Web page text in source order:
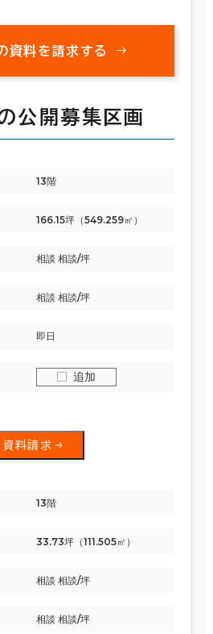
資料を請求する
公開募集区画
13階
166.15坪（549.259㎡）
相談 相談/坪
相談 相談/坪
即日
追加
資料請求
13階
33.73坪（111.505㎡）
相談 相談/坪
相談 相談/坪